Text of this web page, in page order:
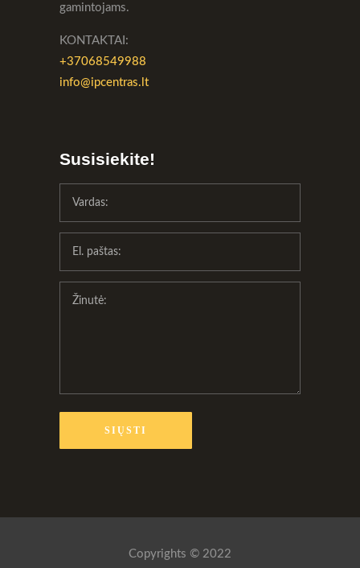
gamintojams.
KONTAKTAI:
+37068549988
info@ipcentras.lt
Susisiekite!
Copyrights © 2022